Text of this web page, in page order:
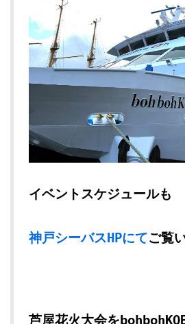
イベントスケジュールも
神戸シーバスHPにてご覧
芦屋花火大会を